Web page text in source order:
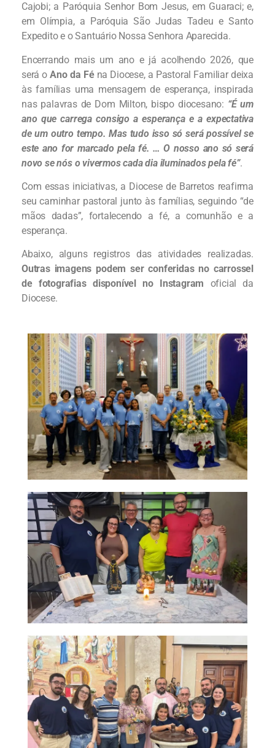
Cajobi; a Paróquia Senhor Bom Jesus, em Guaraci; e,
em Olímpia, a Paróquia São Judas Tadeu e Santo
Expedito e o Santuário Nossa Senhora Aparecida.
Encerrando mais um ano e já acolhendo 2026, que
será oAno da Féna Diocese, a Pastoral Familiar deixa
às famílias uma mensagem de esperança, inspirada
nas palavras de Dom Milton, bispo diocesano: “É um
ano que carrega consigo a esperança e a expectativa
de um outro tempo. Mas tudo isso só será possível se
este ano for marcado pela fé. … O nosso ano só será
novo se nós o vivermos cada dia iluminados pela fé”.
Com essas iniciativas, a Diocese de Barretos reafirma
seu caminhar pastoral junto às famílias, seguindo “de
mãos dadas”, fortalecendo a fé, a comunhão e a
esperança.
Abaixo, alguns registros das atividades realizadas.
Outras imagens podem ser conferidas no carrossel
de fotografias disponível no Instagram oficial da
Diocese.